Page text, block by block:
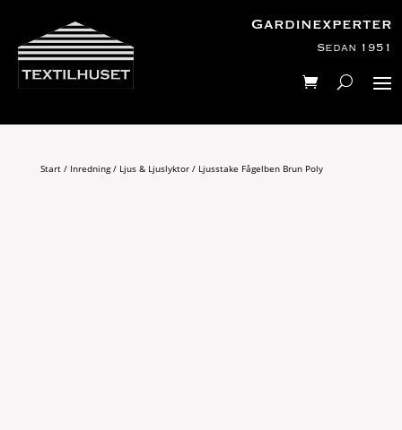
Gardinexperter
Sedan 1951
Start/ Inredning/ Ljus & Ljuslyktor/ Ljusstake Fågelben Brun Poly